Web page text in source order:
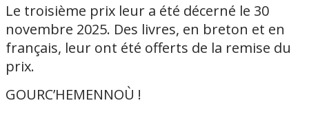
Le troisième prix leur a été décerné le 30
novembre 2025. Des livres, en breton et en
français, leur ont été offerts de la remise du
prix.
GOURC’HEMENNOÙ !